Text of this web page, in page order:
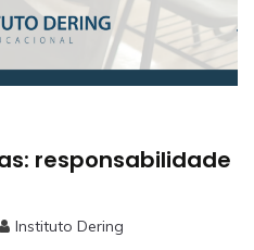
responsabilidade
Instituto Dering